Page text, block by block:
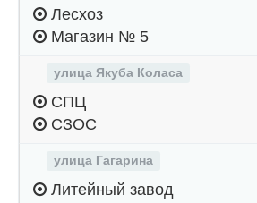
Лесхоз
Магазин № 5
улица Якуба Коласа
СПЦ
СЗОС
улица Гагарина
Литейный завод